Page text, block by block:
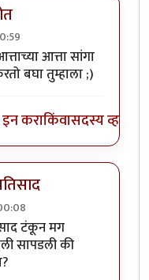
झालाbyअत्रुप्त आत्मा
आत्ता सांगा
बघा तुम्हाला ;)
कराकिंवासदस्य व्हा
झाला
टंकून मग
सापडली की